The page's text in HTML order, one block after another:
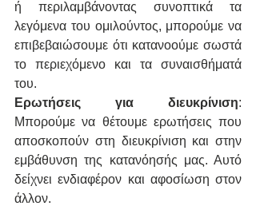
ή περιλαμβάνοντας συνοπτικά τα
λεγόμενα του ομιλούντος, μπορούμε να
επιβεβαιώσουμε ότι κατανοούμε σωστά
το περιεχόμενο και τα συναισθήματά
του.
Ερωτήσεις για διευκρίνιση:
Μπορούμε να θέτουμε ερωτήσεις που
αποσκοπούν στη διευκρίνιση και στην
εμβάθυνση της κατανόησής μας. Αυτό
δείχνει ενδιαφέρον και αφοσίωση στον
άλλον.